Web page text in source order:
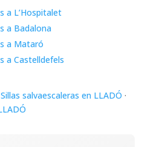
a L’Hospitalet
a Badalona
a Mataró
a Castelldefels
Sillas salvaescaleras en LLADÓ ·